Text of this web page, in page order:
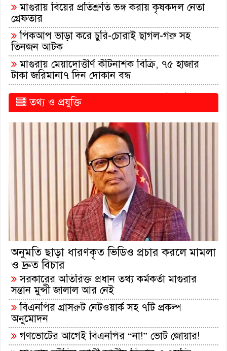
মাগুরায় বিয়ের প্রতিশ্রুতি ভঙ্গ করায় কৃষকদল নেতা
গ্রেফতার
পিকআপ ভাড়া করে চুরি-চোরাই ছাগল-গরু সহ
তিনজন আটক
মাগুরায় মেয়াদোত্তীর্ণ কীটনাশক বিক্রি, ৭৫ হাজার
টাকা জরিমানা৭ দিন দোকান বন্ধ
সকল খবর পড়ুন..
তথ্য ও প্রযুক্তি
অনুমতি ছাড়া ধারণকৃত ভিডিও প্রচার করলে মামলা
ও দ্রুত বিচার
সরকারের অতিরিক্ত প্রধান তথ্য কর্মকর্তা মাগুরার
সন্তান মুন্সী জালাল আর নেই
বিএনপির গ্রাসরুট নেটওয়ার্ক সহ ৭টি প্রকল্প
অনুমোদন
গণভোটের আগেই বিএনপির “না!” ভোট জোয়ার!